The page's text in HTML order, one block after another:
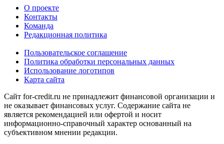
О проекте
Контакты
Команда
Редакционная политика
Пользовательское соглашение
Политика обработки персональных данных
Использование логотипов
Карта сайта
Сайт for-credit.ru не принадлежит финансовой организации и
не оказывает финансовых услуг. Содержание сайта не
является рекомендацией или офертой и носит
информационно-справочный характер основанный на
субъективном мнении редакции.